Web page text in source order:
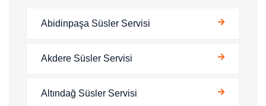
Abidinpaşa Süsler Servisi
Akdere Süsler Servisi
Altındağ Süsler Servisi